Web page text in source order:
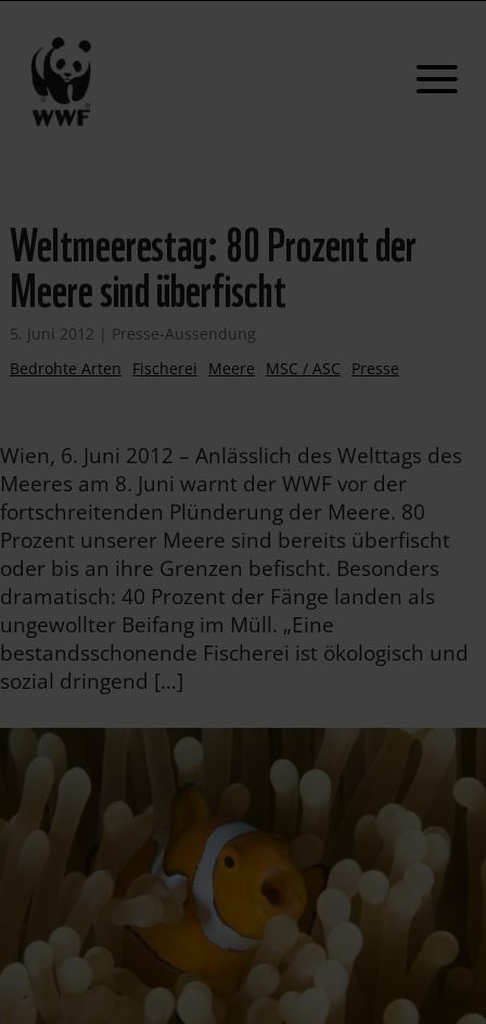
Weltmeerestag: 80 Prozent der
Meere sind überfischt
5. Juni 2012 | Presse-Aussendung
Bedrohte Arten
Fischerei Meere MSC / ASC Presse
Wien, 6. Juni 2012 – Anlässlich des Welttags des
Meeres am 8. Juni warnt der WWF vor der
fortschreitenden Plünderung der Meere. 80
Prozent unserer Meere sind bereits überfischt
oder bis an ihre Grenzen befischt. Besonders
dramatisch: 40 Prozent der Fänge landen als
ungewollter Beifang im Müll. „Eine
bestandsschonende Fischerei ist ökologisch und
sozial dringend […]